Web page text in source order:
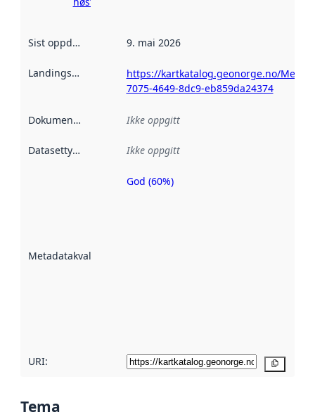
Sist oppdatert 9. mai 2026
Landingsside
https://kartkatalog.geonorge.no/
7075-4649-8dc9-eb859da24374
Dokumentasjon Ikke oppgitt
Datasettype Ikke oppgitt
Metadatakvalitet
Metadatakvalitet
God (60%)
URI:
Tema